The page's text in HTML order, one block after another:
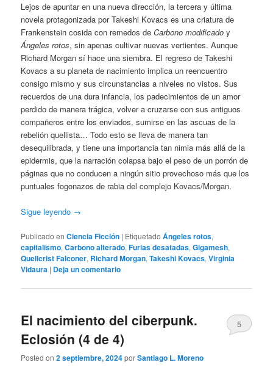
Lejos de apuntar en una nueva dirección, la tercera y última
novela protagonizada por Takeshi Kovacs es una criatura de
Frankenstein cosida con remedos deCarbono modificado y
Ángeles rotos, sin apenas cultivar nuevas vertientes. Aunque
Richard Morgan sí hace una siembra. El regreso de Takeshi
Kovacs a su planeta de nacimiento implica un reencuentro
consigo mismo y sus circunstancias a niveles no vistos. Sus
recuerdos de una dura infancia, los padecimientos de un amor
perdido de manera trágica, volver a cruzarse con sus antiguos
compañeros entre los enviados, sumirse en las ascuas de la
rebelión quellista… Todo esto se lleva de manera tan
desequilibrada, y tiene una importancia tan nimia más allá de la
epidermis, que la narración colapsa bajo el peso de un porrón de
páginas que no conducen a ningún sitio provechoso más que los
puntuales fogonazos de rabia del complejo Kovacs/Morgan.
Sigue leyendo →
Publicado en Ciencia Ficción | Etiquetado Ángeles rotos,
capitalismo,Carbono alterado,Furias desatadas,Gigamesh,
Quellcrist Falconer, Richard Morgan,Takeshi Kovacs,Virginia
Vidaura | Deja un comentario
El nacimiento del ciberpunk.
Eclosión (4 de 4)
Posted on2 septiembre, 2024porSantiago L. Moreno
5